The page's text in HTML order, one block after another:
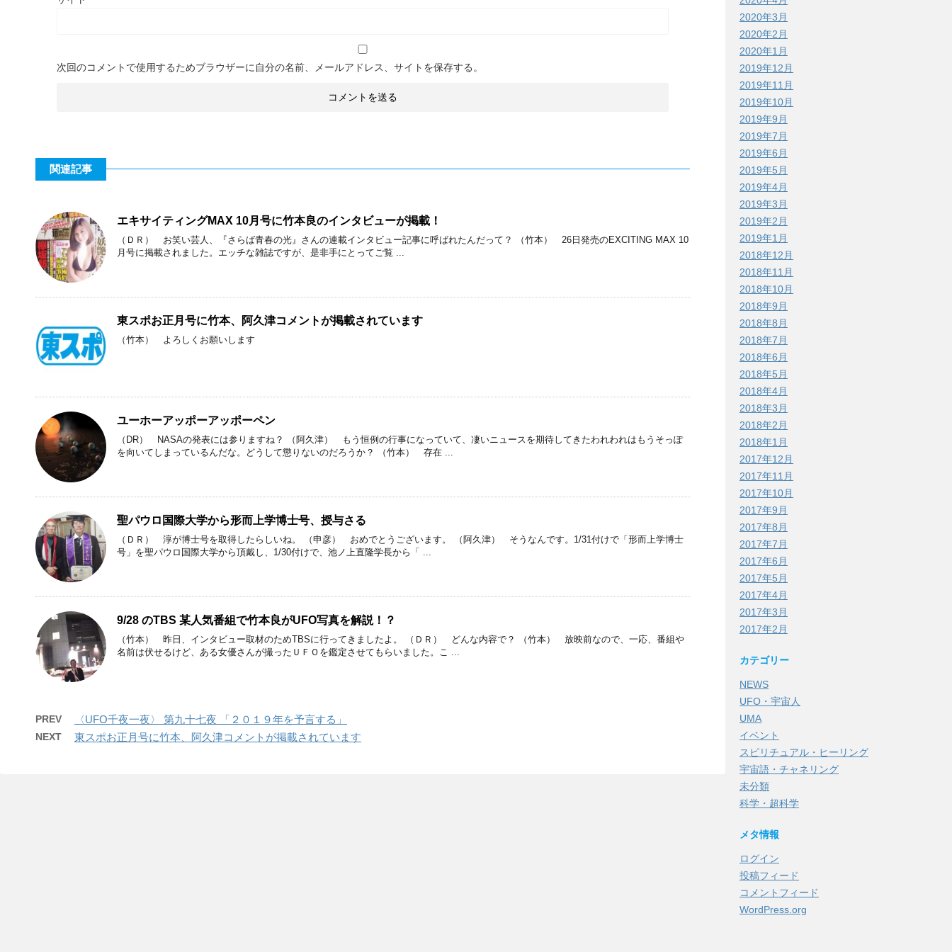
次回のコメントで使用するためブラウザーに自分の名前、メールアドレス、サイトを保存する。
関連記事
エキサイティングMAX 10月号に竹本良のインタビューが掲載！
（ＤＲ） お笑い芸人、『さらば青春の光』さんの連載インタビュー記事に呼ばれたんだって？ （竹本） 26日発売のEXCITING MAX 10
月号に掲載されました。エッチな雑誌ですが、是非手にとってご覧 ...
東スポお正月号に竹本、阿久津コメントが掲載されています
（竹本） よろしくお願いします
ユーホーアッポーアッポーペン
（DR） NASAの発表には参りますね？ （阿久津） もう恒例の行事になっていて、凄いニュースを期待してきたわれわれはもうそっぽ
を向いてしまっているんだな。どうして懲りないのだろうか？ （竹本） 存在 ...
聖パウロ国際大学から形而上学博士号、授与さる
（ＤＲ） 淳が博士号を取得したらしいね。 （申彦） おめでとうございます。 （阿久津） そうなんです。1/31付けで「形而上学博士
号」を聖パウロ国際大学から頂戴し、1/30付けで、池ノ上直隆学長から「 ...
9/28 のTBS 某人気番組で竹本良がUFO写真を解説！？
（竹本） 昨日、インタビュー取材のためTBSに行ってきましたよ。 （ＤＲ） どんな内容で？ （竹本） 放映前なので、一応、番組や
名前は伏せるけど、ある女優さんが撮ったＵＦＯを鑑定させてもらいました。こ ...
PREV 〈UFO千夜一夜〉 第九十七夜 「２０１９年を予言する」
NEXT 東スポお正月号に竹本、阿久津コメントが掲載されています
2020年3月
2020年2月
2020年1月
2019年12月
2019年11月
2019年10月
2019年9月
2019年7月
2019年6月
2019年5月
2019年4月
2019年3月
2019年2月
2019年1月
2018年12月
2018年11月
2018年10月
2018年9月
2018年8月
2018年7月
2018年6月
2018年5月
2018年4月
2018年3月
2018年2月
2018年1月
2017年12月
2017年11月
2017年10月
2017年9月
2017年8月
2017年7月
2017年6月
2017年5月
2017年4月
2017年3月
2017年2月
カテゴリー
NEWS
UFO・宇宙人
UMA
イベント
スピリチュアル・ヒーリング
宇宙語・チャネリング
未分類
科学・超科学
メタ情報
ログイン
投稿フィード
コメントフィード
WordPress.org